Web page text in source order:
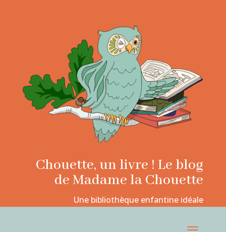
Chouette, un livre ! Le blog
de Madame la Chouette
Une bibliothèque enfantine idéale